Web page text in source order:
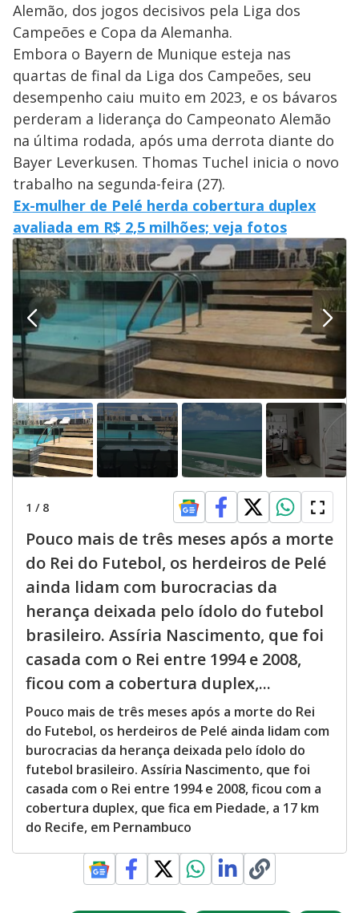
Alemão, dos jogos decisivos pela Liga dos
Campeões e Copa da Alemanha.
Embora o Bayern de Munique esteja nas
quartas de final da Liga dos Campeões, seu
desempenho caiu muito em 2023, e os bávaros
perderam a liderança do Campeonato Alemão
na última rodada, após uma derrota diante do
Bayer Leverkusen. Thomas Tuchel inicia o novo
trabalho na segunda-feira (27).
Ex-mulher de Pelé herda cobertura duplex
avaliada em R$ 2,5 milhões; veja fotos
1 / 8
Pouco mais de três meses após a morte
do Rei do Futebol, os herdeiros de Pelé
ainda lidam com burocracias da
herança deixada pelo ídolo do futebol
brasileiro. Assíria Nascimento, que foi
casada com o Rei entre 1994 e 2008,
ficou com a cobertura duplex,...
Pouco mais de três meses após a morte do Rei
do Futebol, os herdeiros de Pelé ainda lidam com
burocracias da herança deixada pelo ídolo do
futebol brasileiro. Assíria Nascimento, que foi
casada com o Rei entre 1994 e 2008, ficou com a
cobertura duplex, que fica em Piedade, a 17 km
do Recife, em Pernambuco